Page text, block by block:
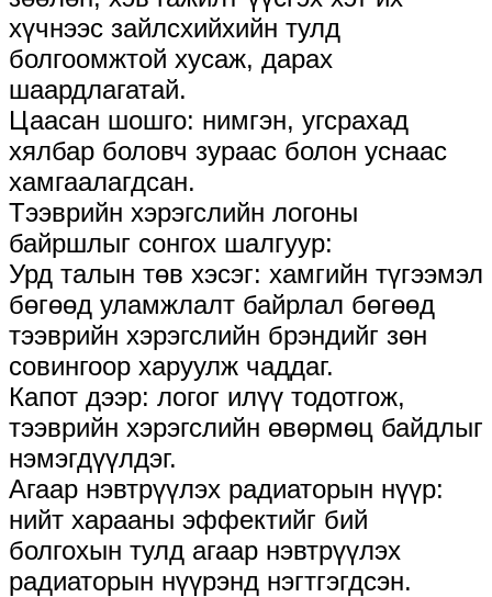
хүчнээс зайлсхийхийн тулд
болгоомжтой хусаж, дарах
шаардлагатай.
Цаасан шошго: нимгэн, угсрахад
хялбар боловч зураас болон уснаас
хамгаалагдсан.
Тээврийн хэрэгслийн логоны
байршлыг сонгох шалгуур:
Урд талын төв хэсэг: хамгийн түгээмэл
бөгөөд уламжлалт байрлал бөгөөд
тээврийн хэрэгслийн брэндийг зөн
совингоор харуулж чаддаг.
‌Капот дээр: логог илүү тодотгож,
тээврийн хэрэгслийн өвөрмөц байдлыг
нэмэгдүүлдэг.
Агаар нэвтрүүлэх радиаторын нүүр:
нийт харааны эффектийг бий
болгохын тулд агаар нэвтрүүлэх
радиаторын нүүрэнд нэгтгэгдсэн.